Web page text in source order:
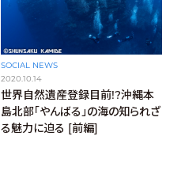
SOCIAL NEWS
2020.10.14
世界自然遺産登録目前!?沖縄本
島北部「やんばる」の海の知られざ
る魅力に迫る [前編]